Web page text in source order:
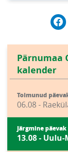
Pärnumaa
kalender
Toimunud
06.08 -
Järgmine päevak
13.08 -